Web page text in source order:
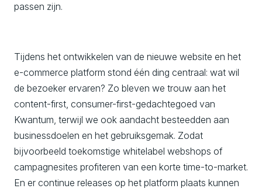
passen zijn.
Tijdens het ontwikkelen van de nieuwe website en het
e-commerce platform stond één ding centraal: wat wil
de bezoeker ervaren? Zo bleven we trouw aan het
content-first, consumer-first-gedachtegoed van
Kwantum, terwijl we ook aandacht besteedden aan
businessdoelen en het gebruiksgemak. Zodat
bijvoorbeeld toekomstige whitelabel webshops of
campagnesites profiteren van een korte time-to-market.
En er continue releases op het platform plaats kunnen